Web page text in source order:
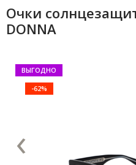
Очки
DONNA
ВЫГОДНО
-62%
‹